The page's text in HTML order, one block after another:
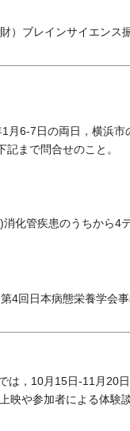
ブレインサイエンス
6-7日の両日，横浜市
まで問合せのこと。
化管疾患のうちから4
回日本病態栄養学会事
，10月15日-11月20
映や参加者による体験